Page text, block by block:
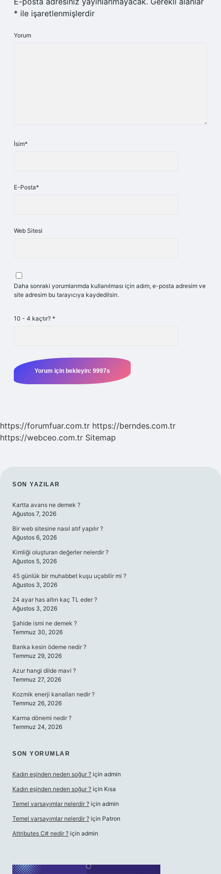
* ile işaretlenmişlerdir
Yorum
İsim*
E-Posta*
Web Sitesi
Daha sonraki yorumlarımda kullanılması için adım, e-posta adresim ve
site adresim bu tarayıcıya kaydedilsin.
10 - 4 kaçtır? *
https://forumfuar.com.tr https://berndes.com.tr
https://webceo.com.tr Sitemap
SIDEBAR
SON YAZILAR
Kartta avans ne demek ?
Ağustos 7, 2026
Bir web sitesine nasıl atıf yapılır ?
Ağustos 6, 2026
Kimliği oluşturan değerler nelerdir ?
Ağustos 5, 2026
45 günlük bir muhabbet kuşu uçabilir mi ?
Ağustos 3, 2026
24 ayar has altın kaç TL eder ?
Ağustos 3, 2026
Şahide ismi ne demek ?
Temmuz 30, 2026
Banka kesin ödeme nedir ?
Temmuz 29, 2026
Azur hangi dilde mavi ?
Temmuz 27, 2026
Kozmik enerji kanalları nedir ?
Temmuz 26, 2026
Karma dönemi nedir ?
Temmuz 24, 2026
SON YORUMLAR
Kadın eşinden neden soğur ? için admin
Kadın eşinden neden soğur ? için Kısa
Temel varsayımlar nelerdir ? için admin
Temel varsayımlar nelerdir ? için Patron
Attributes C# nedir ? için admin